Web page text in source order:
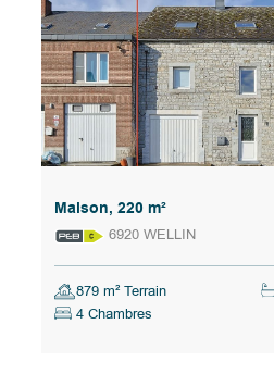
Maison, 220 m²
6920 WELLIN
879 m² Terrain
4 Chambres